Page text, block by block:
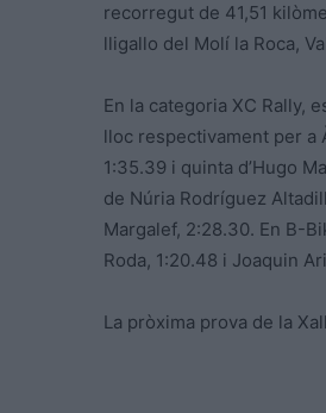
recorregut de 41,51
lligallo del Molí la Roca,
En la categoria XC Rally,
lloc respectivament per a
1:35.39 i quinta d’Hugo
de Núria Rodríguez
Margalef, 2:28.30. En B-
Roda, 1:20.48 i Joaquin
La pròxima prova de la